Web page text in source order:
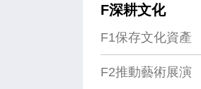
F深耕文化
F1保存文化資產
F2推動藝術展演